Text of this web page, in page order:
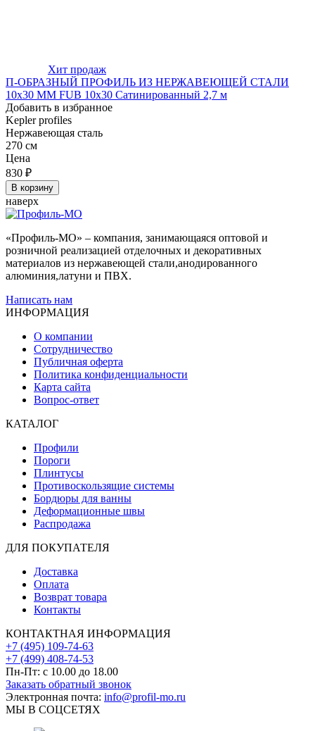
Хит продаж
П-ОБРАЗНЫЙ ПРОФИЛЬ ИЗ НЕРЖАВЕЮЩЕЙ СТАЛИ
10x30 ММ FUB 10x30 Сатинированный 2,7 м
Добавить в избранное
Kepler profiles
Нержавеющая сталь
270 см
Цена
830 ₽
В корзину
наверх
«Профиль-МО» – компания, занимающаяся оптовой и
розничной реализацией отделочных и декоративных
материалов из нержавеющей стали,анодированного
алюминия,латуни и ПВХ.
Написать нам
ИНФОРМАЦИЯ
О компании
Сотрудничество
Публичная оферта
Политика конфиденциальности
Карта сайта
Вопрос-ответ
КАТАЛОГ
Профили
Пороги
Плинтусы
Противоскользящие системы
Бордюры для ванны
Деформационные швы
Распродажа
ДЛЯ ПОКУПАТЕЛЯ
Доставка
Оплата
Возврат товара
Контакты
КОНТАКТНАЯ ИНФОРМАЦИЯ
+7 (495) 109-74-63
+7 (499) 408-74-53
Пн-Пт: с 10.00 до 18.00
Заказать обратный звонок
Электронная почта: info@profil-mo.ru
МЫ В СОЦСЕТЯХ